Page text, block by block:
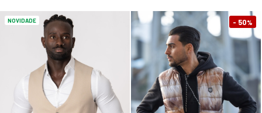
NOVIDADE - 50%